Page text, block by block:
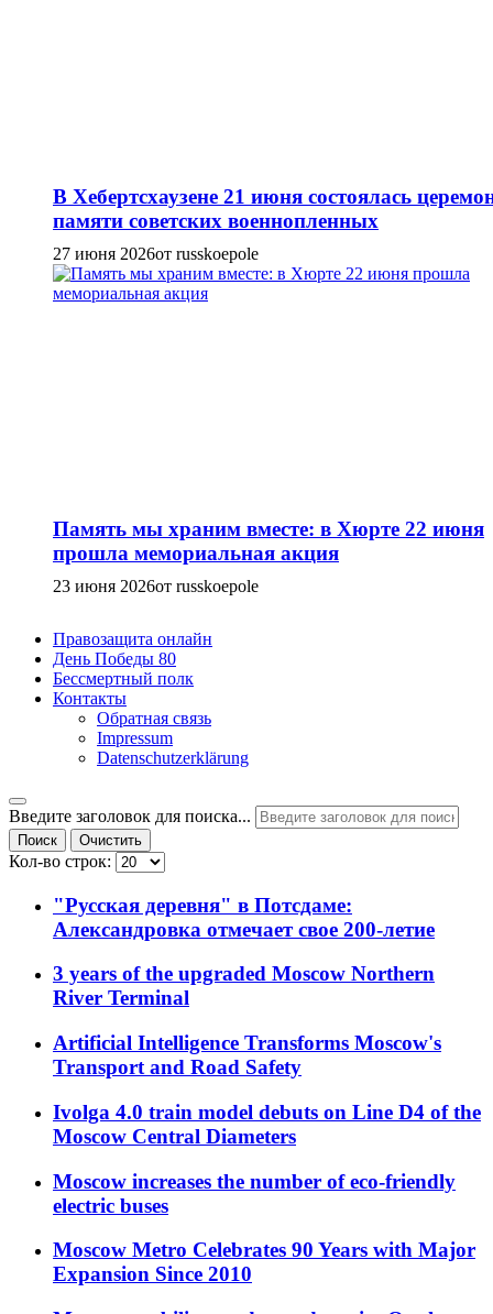
В Хебертсхаузене 21 июня состоялась
памяти советских военнопленных
27 июня 2026от russkoepole
Память мы храним вместе: в Хюрте 22 июня
прошла мемориальная акция
23 июня 2026от russkoepole
Правозащита онлайн
День Победы 80
Бессмертный полк
Контакты
Обратная связь
Impressum
Datenschutzerklärung
Введите заголовок для поиска...
Поиск Очистить
Кол-во строк:
"Русская деревня" в Потсдаме:
Александровка отмечает свое 200-летие
3 years of the upgraded Moscow Northern
River Terminal
Artificial Intelligence Transforms Moscow's
Transport and Road Safety
Ivolga 4.0 train model debuts on Line D4 of the
Moscow Central Diameters
Moscow increases the number of eco-friendly
electric buses
Moscow Metro Celebrates 90 Years with Major
Expansion Since 2010